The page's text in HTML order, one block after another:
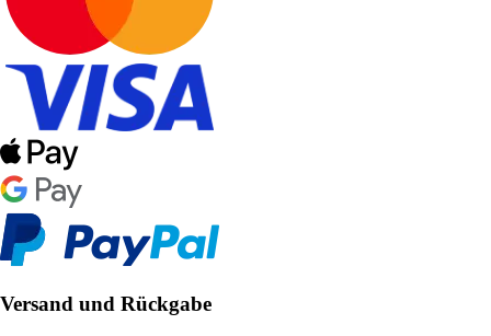
Versand und Rückgabe